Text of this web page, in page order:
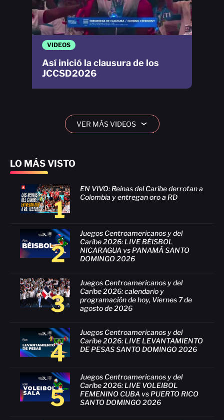
LO MÁS VISTO
1
EN VIVO: Reinas del Caribe derrotan a
Colombia y entregan oro a RD
2
Juegos Centroamericanos y del
Caribe 2026: LIVE BÉISBOL
NICARAGUA vs PANAMÁ SANTO
DOMINGO 2026
3
Juegos Centroamericanos y del
Caribe 2026: calendario y
programación de hoy, Viernes 7 de
agosto de 2026
4
Juegos Centroamericanos y del
Caribe 2026: LIVE LEVANTAMIENTO
DE PESAS SANTO DOMINGO 2026
5
Juegos Centroamericanos y del
Caribe 2026: LIVE VOLEIBOL
FEMENINO CUBA vs PUERTO RICO
SANTO DOMINGO 2026
VIDEOS
Así inició la clausura de los
JCCSD2026
VER MÁS VIDEOS ›